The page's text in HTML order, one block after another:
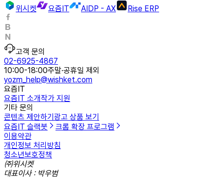
위시켓
요즘IT AIDP - AX Rise ERP
고객 문의
02-6925-4867
10:00-18:00주말·공휴일 제외
yozm_help@wishket.com
요즘IT
요즘IT 소개작가 지원
기타 문의
콘텐츠 제안하기광고 상품 보기
요즘IT 슬랙봇
크롬 확장 프로그램
이용약관
개인정보 처리방침
청소년보호정책
㈜위시켓
대표이사 : 박우범